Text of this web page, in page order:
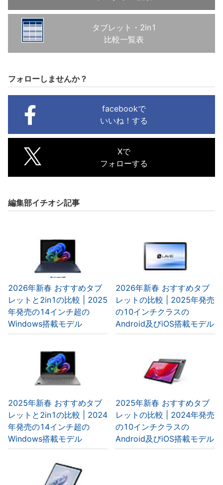
タブレット・2in1
比較一覧表
フォローしませんか？
facebookで
いいね！する
Xで
フォローする
編集部イチオシ記事
2026年新春 おすすめタブ
レットと2in1の比較 | 2025
年発売の14インチ超の
Windows搭載モデル
2026年新春 おすすめタブ
レットの比較 | 2025年発売
の10インチクラスの
Android及びiOS搭載モデル
2025年新春 おすすめタブ
レットと2in1の比較 | 2024
年発売の14インチ超の
Windows搭載モデル
2025年新春 おすすめタブ
レットの比較 | 2024年発売
の10インチクラスの
Android及びiOS搭載モデル